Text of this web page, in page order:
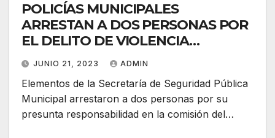
POLICÍAS MUNICIPALES
ARRESTAN A DOS PERSONAS POR
EL DELITO DE VIOLENCIA
FAMILIAR
JUNIO 21, 2023 ADMIN
Elementos de la Secretaría de Seguridad Pública
Municipal arrestaron a dos personas por su
presunta responsabilidad en la comisión del…